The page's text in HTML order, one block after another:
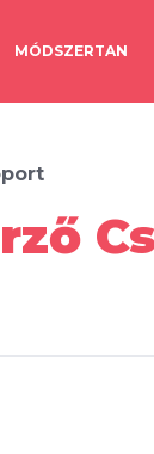
MÓDSZERTAN